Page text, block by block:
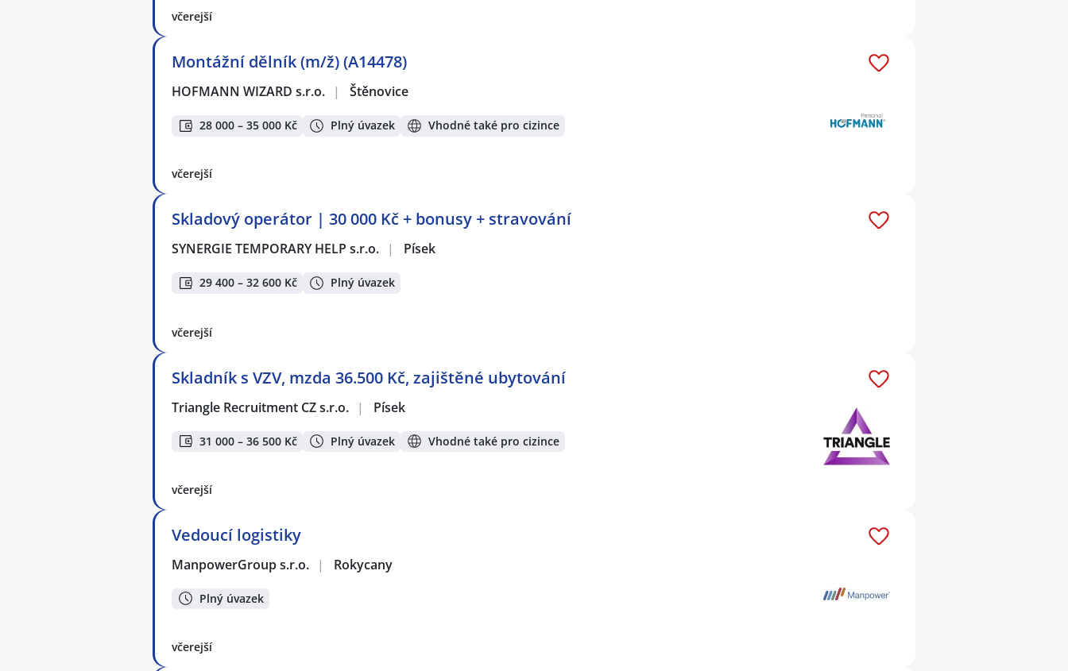
včerejší
Montážní dělník (m/ž) (A14478)
HOFMANN WIZARD s.r.o. | Štěnovice
28 000 – 35 000 Kč Plný úvazek Vhodné také pro cizince
včerejší
Skladový operátor | 30 000 Kč + bonusy + stravování
SYNERGIE TEMPORARY HELP s.r.o. | Písek
29 400 – 32 600 Kč Plný úvazek
včerejší
Skladník s VZV, mzda 36.500 Kč, zajištěné ubytování
Triangle Recruitment CZ s.r.o. | Písek
31 000 – 36 500 Kč Plný úvazek Vhodné také pro cizince
včerejší
Vedoucí logistiky
ManpowerGroup s.r.o. | Rokycany
Plný úvazek
včerejší